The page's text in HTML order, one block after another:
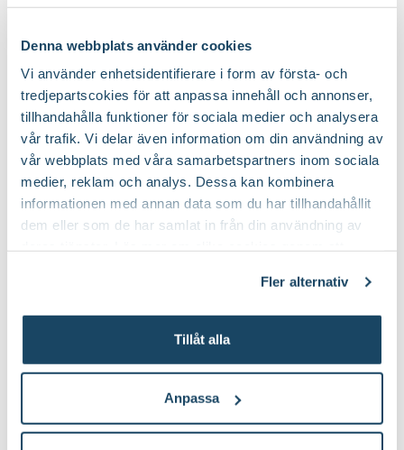
Denna webbplats använder cookies
Vi använder enhetsidentifierare i form av första- och
tredjepartscokies för att anpassa innehåll och annonser,
tillhandahålla funktioner för sociala medier och analysera
vår trafik. Vi delar även information om din användning av
vår webbplats med våra samarbetspartners inom sociala
medier, reklam och analys. Dessa kan kombinera
informationen med annan data som du har tillhandahållit
dem eller som de har samlat in från din användning av
Fler alternativ
Tillåt alla
Anpassa
Fruktkött Saftigt
Utmärkande egenskaper För pollinatörer, Lättskött
Ursprung Kulturursprung
Art nr 335447
199:-
Välj butik
Online
I lager
Till Produkten
till Barkduk produktsida
Från 99:-
Välj butik
Online
Till
Lyckas med dina vinbär